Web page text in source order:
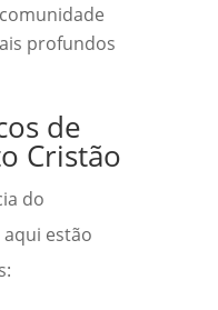
profundos
de
Cristão
do
estão